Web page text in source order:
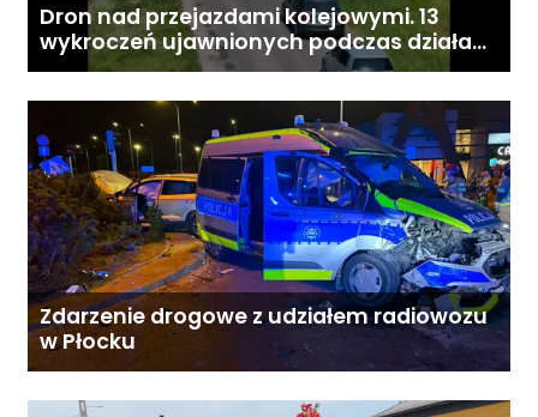
Dron nad przejazdami kolejowymi. 13
wykroczeń ujawnionych podczas działań
„Bezpieczny przejazd kolejowy”
Zdarzenie drogowe z udziałem radiowozu
w Płocku